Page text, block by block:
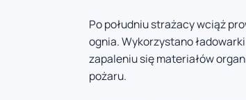
Po południu strażacy wciąż
ognia. Wykorzystano
zapaleniu się materiałów
pożaru.